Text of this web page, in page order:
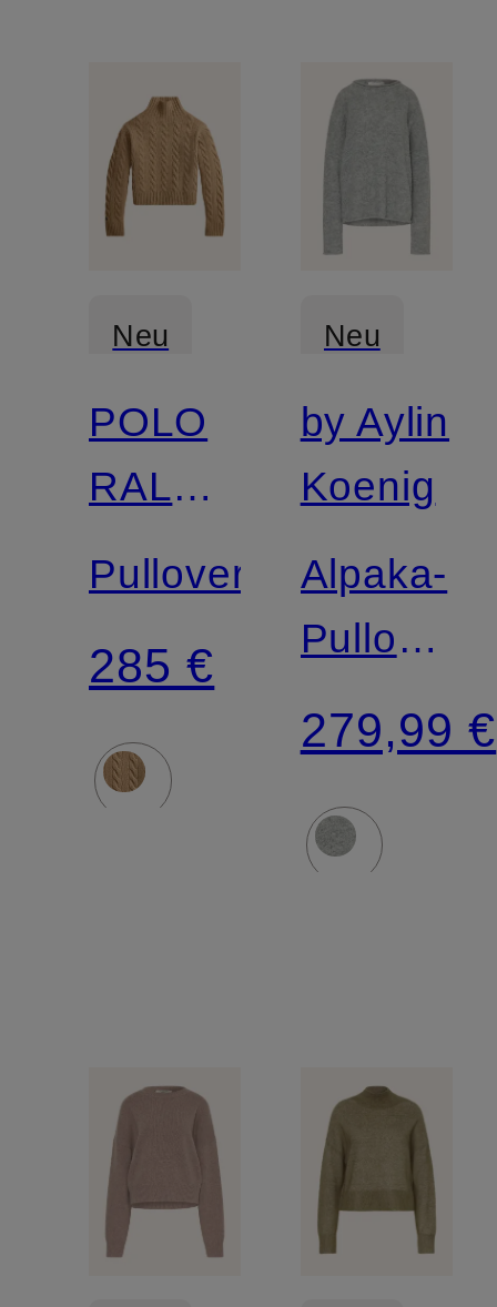
Neu
POLO
RALPH
LAUREN
Pullover
285 €
Neu
by Aylin
Koenig
Alpaka-
Pullover
HELENA
279,99 €